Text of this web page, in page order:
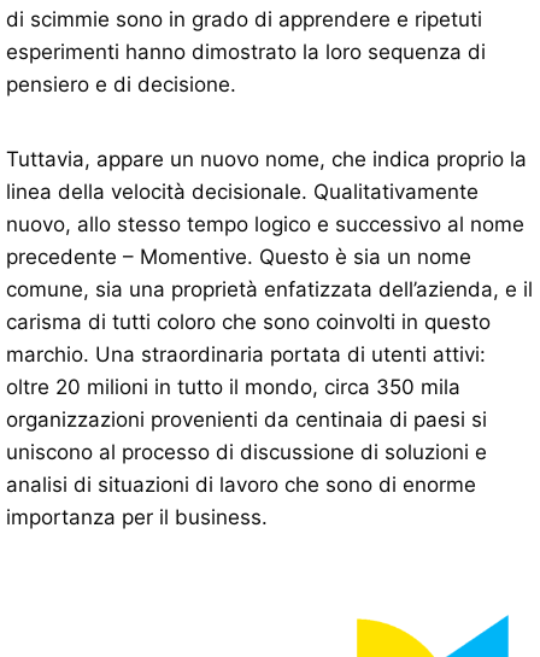
di scimmie sono in grado di apprendere e ripetuti
esperimenti hanno dimostrato la loro sequenza di
pensiero e di decisione.
Tuttavia, appare un nuovo nome, che indica proprio la
linea della velocità decisionale. Qualitativamente
nuovo, allo stesso tempo logico e successivo al nome
precedente – Momentive. Questo è sia un nome
comune, sia una proprietà enfatizzata dell’azienda, e il
carisma di tutti coloro che sono coinvolti in questo
marchio. Una straordinaria portata di utenti attivi:
oltre 20 milioni in tutto il mondo, circa 350 mila
organizzazioni provenienti da centinaia di paesi si
uniscono al processo di discussione di soluzioni e
analisi di situazioni di lavoro che sono di enorme
importanza per il business.